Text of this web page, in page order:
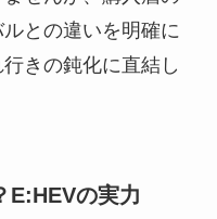
との違いを明確に
きの鈍化に直結し
E:HEVの実力